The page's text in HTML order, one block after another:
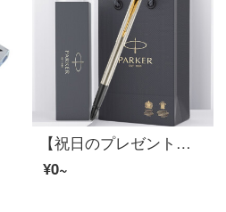
【祝日のプレゼント】PARKERパーカーのサインペン宝珠ペン学習用品学生宝珠ペンの文房具プレゼントペン【無料彫刻】【威雅XLスチールの金夹宝珠ペン】おすすめ
¥0~